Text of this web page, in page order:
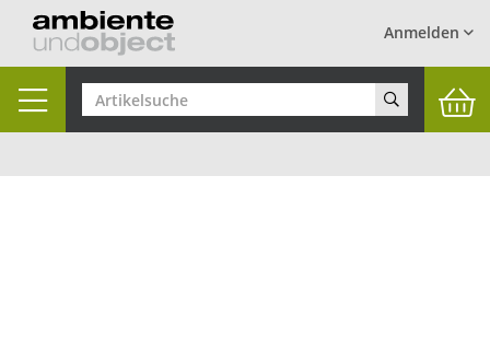
Anmelden
Toggle
navigation